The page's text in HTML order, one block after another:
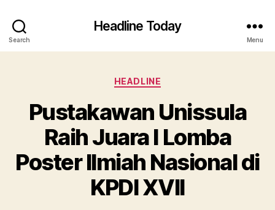
Search
Headline Today
Menu
Categories
HEADLINE
Pustakawan Unissula
Raih Juara I Lomba
Poster Ilmiah Nasional di
KPDI XVII